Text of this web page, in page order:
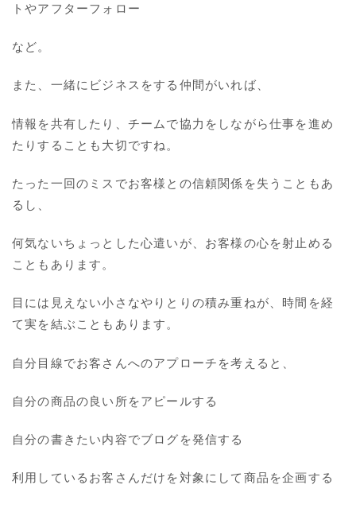
トやアフターフォロー
など。
また、一緒にビジネスをする仲間がいれば、
情報を共有したり、チームで協力をしながら仕事を進め
たりすることも大切ですね。
たった一回のミスでお客様との信頼関係を失うこともあ
るし、
何気ないちょっとした心遣いが、お客様の心を射止める
こともあります。
目には見えない小さなやりとりの積み重ねが、時間を経
て実を結ぶこともあります。
自分目線でお客さんへのアプローチを考えると、
自分の商品の良い所をアピールする
自分の書きたい内容でブログを発信する
利用しているお客さんだけを対象にして商品を企画する